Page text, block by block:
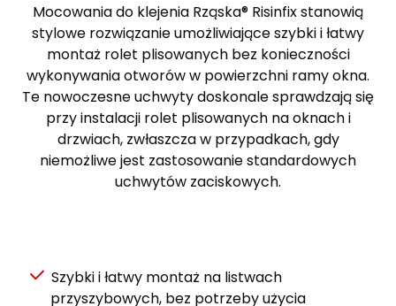
Mocowania do klejenia Rząska® Risinfix stanowią
stylowe rozwiązanie umożliwiające szybki i łatwy
montaż rolet plisowanych bez konieczności
wykonywania otworów w powierzchni ramy okna.
Te nowoczesne uchwyty doskonale sprawdzają się
przy instalacji rolet plisowanych na oknach i
drzwiach, zwłaszcza w przypadkach, gdy
niemożliwe jest zastosowanie standardowych
uchwytów zaciskowych.
Szybki i łatwy montaż na listwach
przyszybowych, bez potrzeby użycia